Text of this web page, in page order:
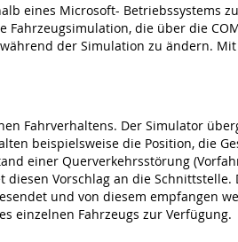
eines Microsoft- Betriebssystems
die über die
der Simulation zu ändern.
Fahrverhaltens. Der Simulator
beispielsweise die Position, die
einer Querverkehrsstörung
Vorschlag an die
und von diesem empfangen
einzelnen Fahrzeugs zur Verfügung.